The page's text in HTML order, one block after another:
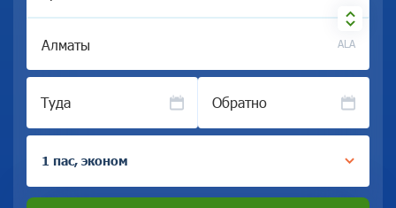
ALA
Туда Обратно
1 пас, эконом